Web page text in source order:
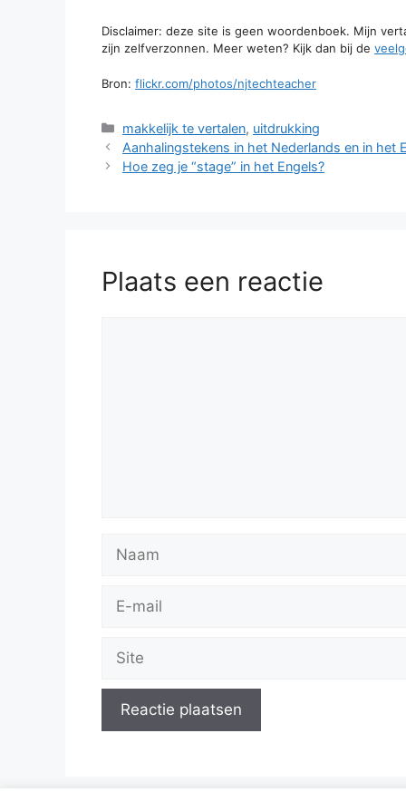
Disclaimer: deze site is geen woordenboek. Mijn
zijn zelfverzonnen. Meer weten? Kijk dan bij de
Bron: flickr.com/photos/njtechteacher
Categorieën
makkelijk te vertalen, uitdrukking
Aanhalingstekens in het Nederlands en in het
Hoe zeg je “stage” in het Engels?
Plaats een reactie
mail